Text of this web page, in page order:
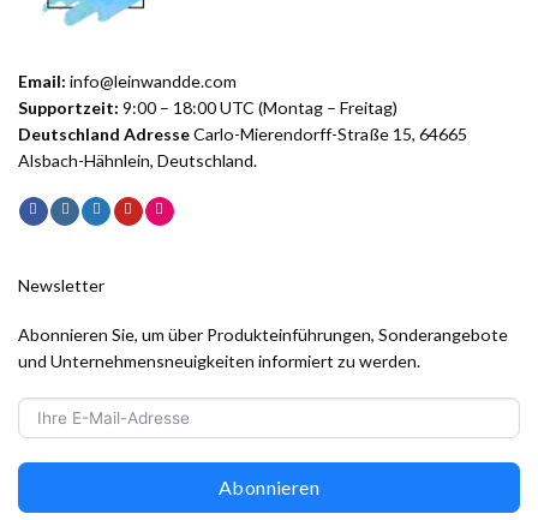
Email: info@leinwandde.com
Supportzeit: 9:00 – 18:00 UTC (Montag – Freitag)
Deutschland AdresseCarlo-Mierendorff-Straße 15, 64665
Alsbach-Hähnlein, Deutschland.
Newsletter
Abonnieren Sie, um über Produkteinführungen, Sonderangebote
und Unternehmensneuigkeiten informiert zu werden.
Abonnieren